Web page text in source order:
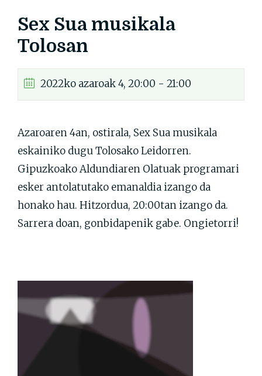
Sex Sua musikala
Tolosan
2022ko azaroak 4, 20:00 - 21:00
Azaroaren 4an, ostirala, Sex Sua musikala
eskainiko dugu Tolosako Leidorren.
Gipuzkoako Aldundiaren Olatuak programari
esker antolatutako emanaldia izango da
honako hau. Hitzordua, 20:00tan izango da.
Sarrera doan, gonbidapenik gabe. Ongietorri!